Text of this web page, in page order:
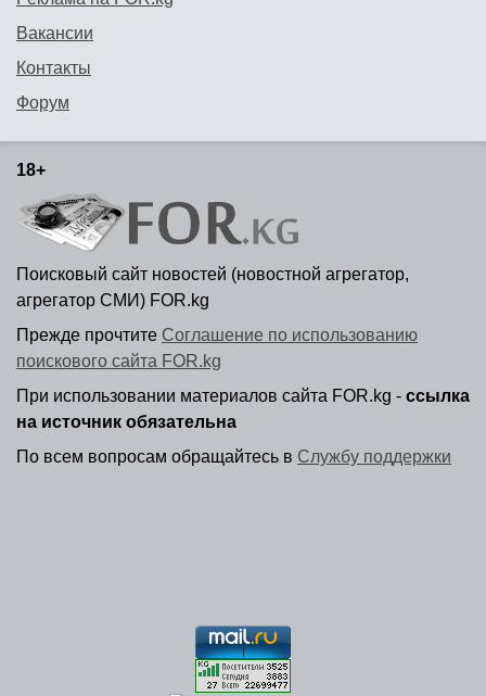
Вакансии
Контакты
Форум
18+
Поисковый сайт новостей (новостной агрегатор,
агрегатор СМИ) FOR.kg
Прежде прочтите Соглашение по использованию
поискового сайта FOR.kg
При использовании материалов сайта FOR.kg - ссылка
на источник обязательна
По всем вопросам обращайтесь в Службу поддержки